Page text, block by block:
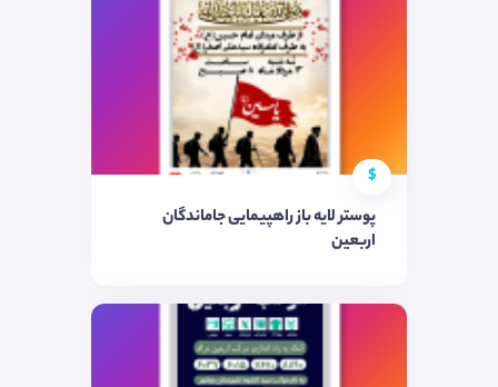
$
پوستر لایه باز راهپیمایی جاماندگان
اربعین